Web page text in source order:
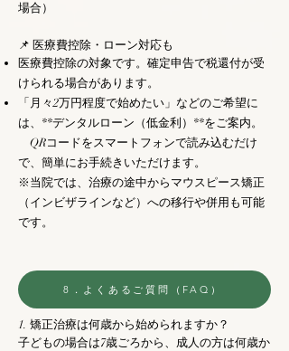
場合）
📌 医療費控除・ローン対応も
医療費控除の対象です。確定申告で税還付が受
けられる場合があります。
「月々2万円程度で始めたい」などのご希望に
は、**デンタルローン（低金利）**をご案内。
QRコードをスマートフォンで読み込むだけ
で、簡単にお手続きいただけます。
※当院では、治療の途中からマウスピース矯正
（インビザラインなど）への移行や併用も可能
です。
8．よくあるご質問（FAQ）
1. 矯正治療は何歳から始められますか？
子どもの場合は7歳ごろから、成人の方は何歳か